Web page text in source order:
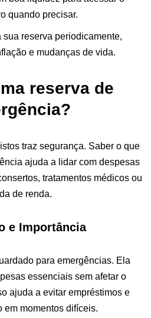
quando precisar.
sua reserva periodicamente,
e mudanças de vida.
reserva de
traz segurança. Saber o que
ajuda a lidar com despesas
tratamentos médicos ou
de renda.
e Importância
para emergências. Ela
essenciais sem afetar o
ajuda a evitar empréstimos e
em momentos difíceis.